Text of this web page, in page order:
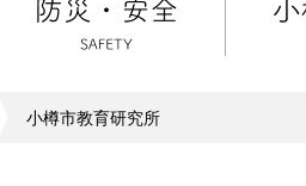
小樽市教育研究所